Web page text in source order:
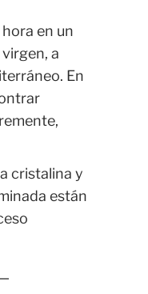
en un
a
En
cristalina y
están